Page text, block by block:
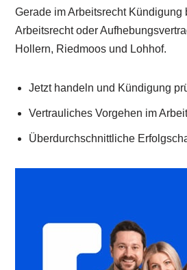
Gerade im Arbeitsrecht
Arbeitsrecht oder
Hollern, Riedmoos und Lohhof.
Jetzt handeln und Kündigung
Vertrauliches Vorgehen im
Überdurchschnittliche